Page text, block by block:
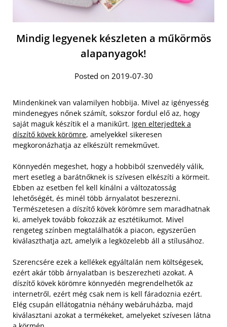
Mindig legyenek készleten a műkörmös
alapanyagok!
Posted on 2019-07-30
Mindenkinek van valamilyen hobbija. Mivel az igényesség
mindenegyes nőnek számít, sokszor fordul elő az, hogy
saját maguk készítik el a manikűrt. Igen elterjedtek a
díszítő kövek körömre, amelyekkel sikeresen
megkoronázhatja az elkészült remekművet.
Könnyedén megeshet, hogy a hobbiból szenvedély válik,
mert esetleg a barátnőknek is szívesen elkészíti a körmeit.
Ebben az esetben fel kell kínálni a változatosság
lehetőségét, és minél több árnyalatot beszerezni.
Természetesen a díszítő kövek körömre sem maradhatnak
ki, amelyek tovább fokozzák az esztétikumot. Mivel
rengeteg színben megtalálhatók a piacon, egyszerűen
kiválaszthatja azt, amelyik a legközelebb áll a stílusához.
Szerencsére ezek a kellékek egyáltalán nem költségesek,
ezért akár több árnyalatban is beszerezheti azokat. A
díszítő kövek körömre könnyedén megrendelhetők az
internetről, ezért még csak nem is kell fáradoznia ezért.
Elég csupán ellátogatnia néhány webáruházba, majd
kiválasztani azokat a termékeket, amelyeket szívesen látna